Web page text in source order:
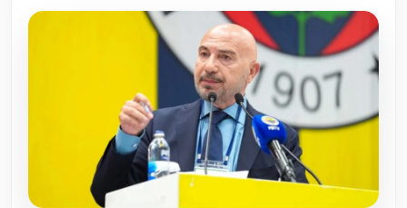
Toplum ve Yaşam
Sivil Toplum Kuruluşları
Kamu Kurumları ve Üst Kurullar
Resmi Reklamlar